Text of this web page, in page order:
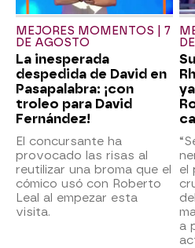
MEJORES MOMENTOS | 7
DE AGOSTO
La inesperada
despedida de David en
Pasapalabra: ¡con
troleo para David
Fernández!
El concursante ha
provocado las risas al
reutilizar una broma que el
cómico usó con Roberto
Leal al empezar esta
visita.
el
a